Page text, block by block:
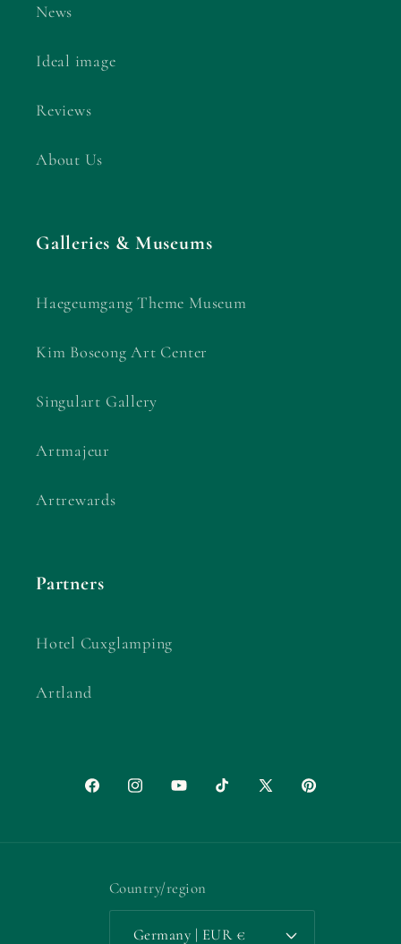
News
Ideal image
Reviews
About Us
Galleries & Museums
Haegeumgang Theme Museum
Kim Boseong Art Center
Singulart Gallery
Artmajeur
Artrewards
Partners
Hotel Cuxglamping
Artland
FacebookInstagramYouTubeTikTokX
Pinterest
Country/region
Germany | EUR €